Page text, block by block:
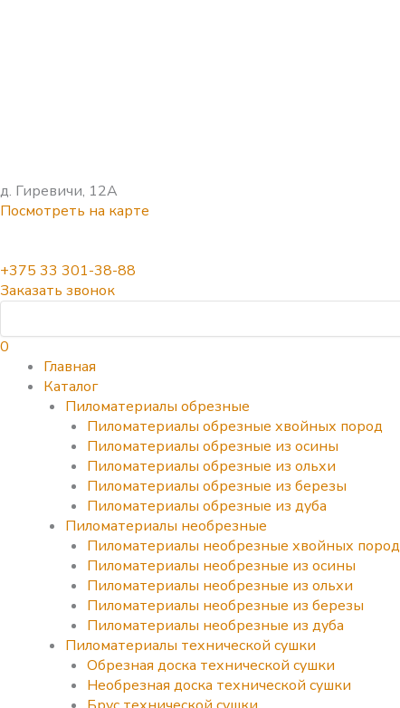
д. Гиревичи, 12А
Посмотреть на карте
+375 33 301-38-88
Заказать звонок
0
Главная
Каталог
Пиломатериалы обрезные
Пиломатериалы обрезные хвойных пород
Пиломатериалы обрезные из осины
Пиломатериалы обрезные из ольхи
Пиломатериалы обрезные из березы
Пиломатериалы обрезные из дуба
Пиломатериалы необрезные
Пиломатериалы необрезные хвойных пород
Пиломатериалы необрезные из осины
Пиломатериалы необрезные из ольхи
Пиломатериалы необрезные из березы
Пиломатериалы необрезные из дуба
Пиломатериалы технической сушки
Обрезная доска технической сушки
Необрезная доска технической сушки